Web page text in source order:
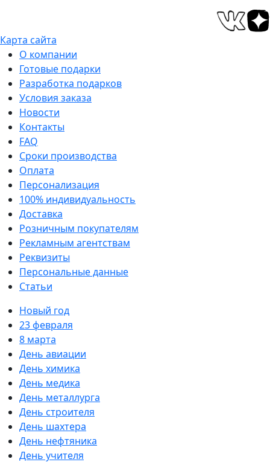
Карта сайта
О компании
Готовые подарки
Разработка подарков
Условия заказа
Новости
Контакты
FAQ
Сроки производства
Оплата
Персонализация
100% индивидуальность
Доставка
Розничным покупателям
Рекламным агентствам
Реквизиты
Персональные данные
Статьи
Новый год
23 февраля
8 марта
День авиации
День химика
День медика
День металлурга
День строителя
День шахтера
День нефтяника
День учителя